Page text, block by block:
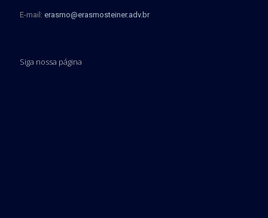
E-mail: erasmo@erasmosteiner.adv.br
Siga nossa página